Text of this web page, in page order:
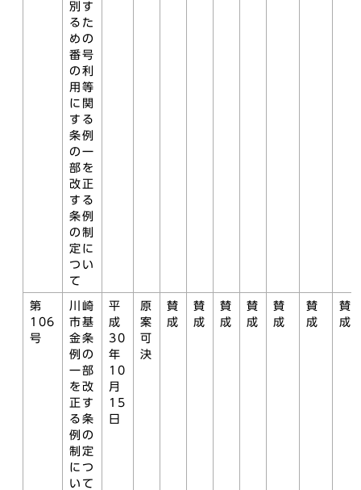
別す
るた
めの
番号
の利
用等
に関
する
条例
の一
部を
改正
する
条例
の制
定に
つい
て
第
106
号
川崎
市基
金条
例の
一部
を改
正す
る条
例の
制定
につ
いて
平
成
30
年
10
月
15
日
原
案
可
決
賛
成
賛
成
賛
成
賛
成
賛
成
賛
成
賛
成